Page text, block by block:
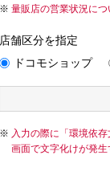
量販店の営業状況につ
店舗区分を指定
ドコモショップ
入力の際に「環境依
画面で文字化けが発生